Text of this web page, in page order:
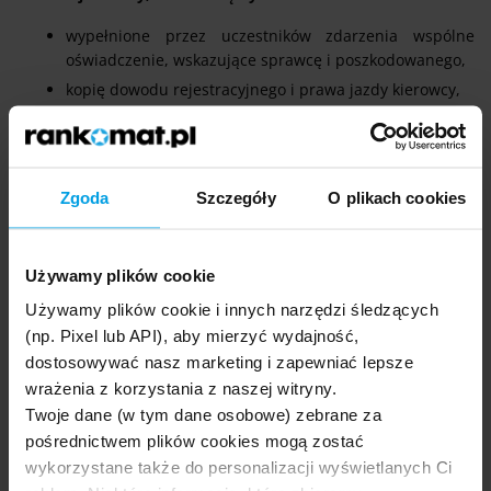
Zgoda Szczegóły O plikach cookies
Używamy plików cookie
Używamy plików cookie i innych narzędzi śledzących
(np. Pixel lub API), aby mierzyć wydajność,
dostosowywać nasz marketing i zapewniać lepsze
wrażenia z korzystania z naszej witryny.
Twoje dane (w tym dane osobowe) zebrane za
pośrednictwem plików cookies mogą zostać
wykorzystane także do personalizacji wyświetlanych Ci
wypełnione przez uczestników zdarzenia wspólne
oświadczenie, wskazujące sprawcę i poszkodowanego,
kopię dowodu rejestracyjnego i prawa jazdy kierowcy,
zgodę na wypłatę odszkodowanie na rzecz kierowcy,
jeśli auto jest w leasingu, jest kupione na kredyt lub
Właściciele pojazdów, którzy zgłosili szkodę w UNIQA, za
pośrednictwem ww. strony mogą sprawdzić również status
Poczta tradycyjna
Szkodę możesz także zgłosić wysyłając do ubezpieczyciela
tradycyjny list (polecony), choćwarto pamiętać, że proces
likwidacji szkody będzie trwał wtedy znacznie dłużej.
zgłoszeniu należy podać m.in. numeru polisy OC sprawcy lub
polisy autocasco oraz dane z dowodu rejestracyjnego.